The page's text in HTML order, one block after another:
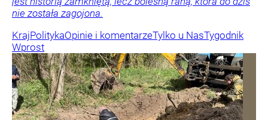
nie została zagojona.
KrajPolitykaOpinie i komentarzeTylko u NasTygodnik
Wprost